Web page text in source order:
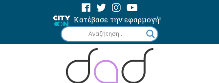
Κατέβασε την εφαρμογή!